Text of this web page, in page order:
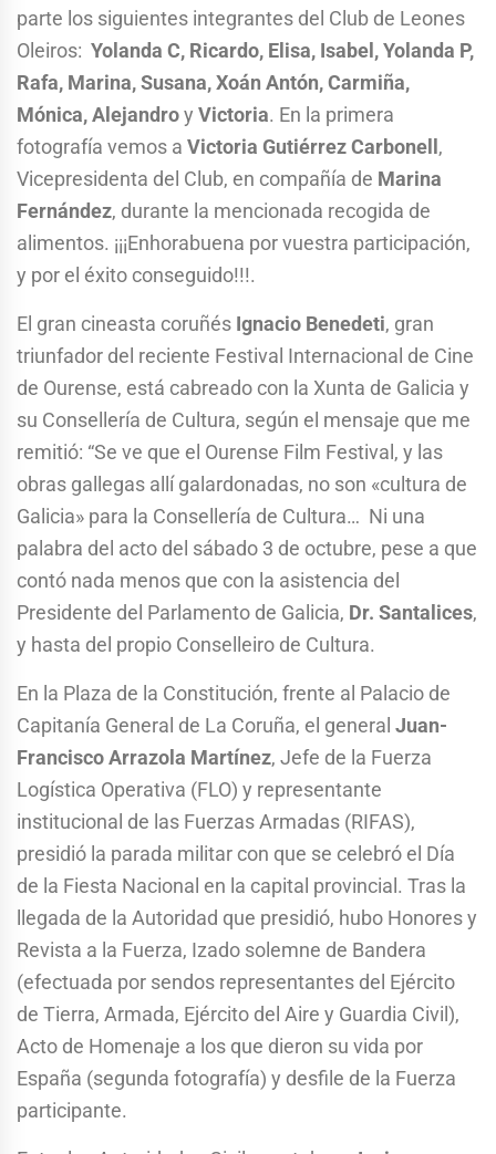
parte los siguientes integrantes del Club de Leones
Oleiros: Yolanda C, Ricardo, Elisa, Isabel, Yolanda P,
Rafa, Marina, Susana, Xoán Antón, Carmiña,
Mónica, Alejandroy Victoria. En la primera
fotografía vemos a Victoria Gutiérrez Carbonell ,
Vicepresidenta del Club, en compañía de Marina
Fernández, durante la mencionada recogida de
alimentos. ¡¡¡Enhorabuena por vuestra participación,
y por el éxito conseguido!!!.
El gran cineasta coruñés Ignacio Benedeti, gran
triunfador del reciente Festival Internacional de Cine
de Ourense, está cabreado con la Xunta de Galicia y
su Consellería de Cultura, según el mensaje que me
remitió: “Se ve que el Ourense Film Festival, y las
obras gallegas allí galardonadas, no son «cultura de
Galicia» para la Consellería de Cultura… Ni una
palabra del acto del sábado 3 de octubre, pese a que
contó nada menos que con la asistencia del
Presidente del Parlamento de Galicia, Dr. Santalices,
y hasta del propio Conselleiro de Cultura.
En la Plaza de la Constitución, frente al Palacio de
Capitanía General de La Coruña, el general Juan-
Francisco Arrazola Martínez, Jefe de la Fuerza
Logística Operativa (FLO) y representante
institucional de las Fuerzas Armadas (RIFAS),
presidió la parada militar con que se celebró el Día
de la Fiesta Nacional en la capital provincial. Tras la
llegada de la Autoridad que presidió, hubo Honores y
Revista a la Fuerza, Izado solemne de Bandera
(efectuada por sendos representantes del Ejército
de Tierra, Armada, Ejército del Aire y Guardia Civil),
Acto de Homenaje a los que dieron su vida por
España (segunda fotografía) y desfile de la Fuerza
participante.